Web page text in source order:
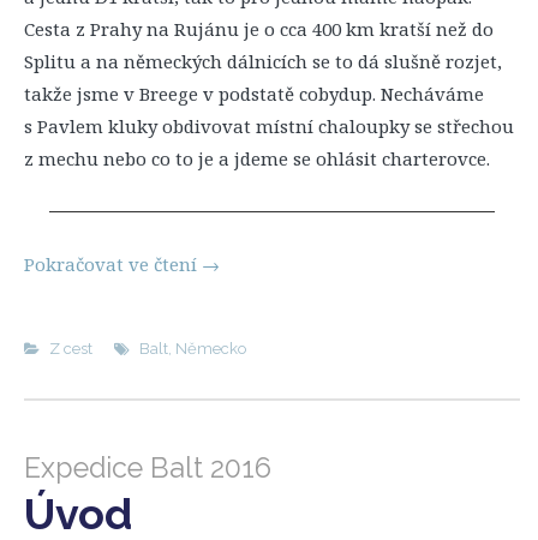
Cesta z Prahy na Rujánu je o cca 400 km kratší než do
Splitu a na německých dálnicích se to dá slušně rozjet,
takže jsme v Breege v podstatě cobydup. Necháváme
s Pavlem kluky obdivovat místní chaloupky se střechou
z mechu nebo co to je a jdeme se ohlásit charterovce.
Pokračovat ve čtení →
Z cest Balt, Německo
Expedice Balt 2016
Úvod